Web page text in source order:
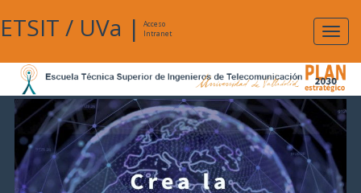
ETSIT / UVa |
Acceso
Intranet